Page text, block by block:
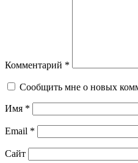
Комментарий *
Сообщить мне о новых
Имя *
Email *
Сайт